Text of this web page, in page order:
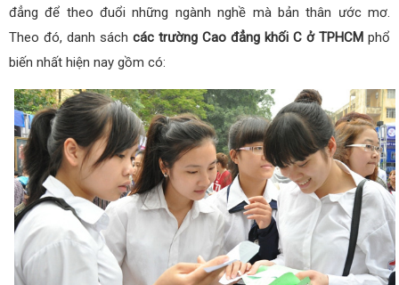
đẳng để theo đuổi những ngành nghề mà bản thân ước mơ.
Theo đó, danh sách các trường Cao đẳng khối C ở TPHCM phổ
biến nhất hiện nay gồm có: